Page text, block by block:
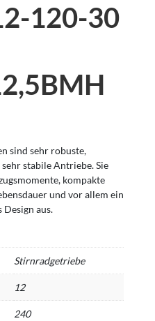
120-30
sind sehr robuste,
stabile Antriebe. Sie
kompakte
und vor allem ein
Design aus.
Stirnradgetriebe
12
240